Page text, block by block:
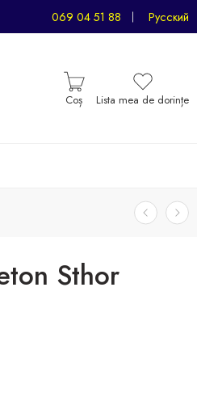
069 04 51 88 Русский
Coș Lista mea de dorințe
Sthor